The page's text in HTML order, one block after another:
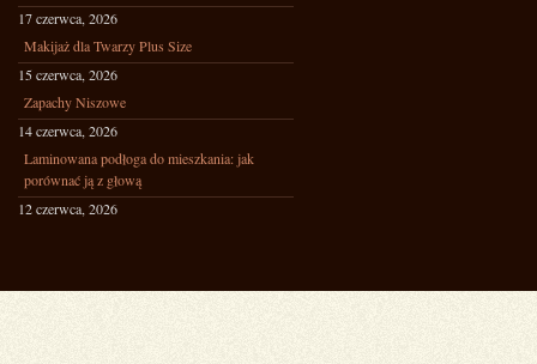
17 czerwca, 2026
Makijaż dla Twarzy Plus Size
15 czerwca, 2026
Zapachy Niszowe
14 czerwca, 2026
Laminowana podłoga do mieszkania: jak
porównać ją z głową
12 czerwca, 2026